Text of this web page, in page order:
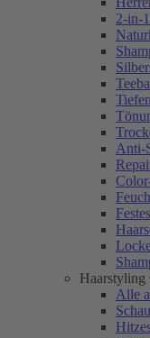
2-in-
Anti-
Haarstyling
Alle